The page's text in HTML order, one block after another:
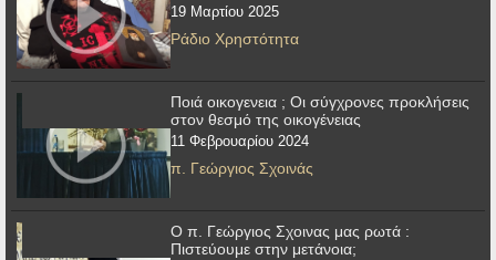
19 Μαρτίου 2025
Ράδιο Χρηστότητα
Ποιά οικογενεια ; Οι σύγχρονες προκλήσεις
στον θεσμό της οικογένειας
11 Φεβρουαρίου 2024
π. Γεώργιος Σχοινάς
Ο π. Γεώργιος Σχοινας μας ρωτά :
Πιστεύουμε στην μετάνοια;